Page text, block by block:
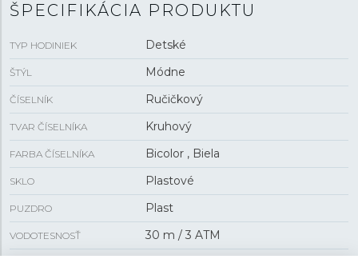
ŠPECIFIKÁCIA PRODUKTU
TYP HODINIEK Detské
ŠTÝL Módne
ČÍSELNÍK Ručičkový
TVAR ČÍSELNÍKA Kruhový
FARBA ČÍSELNÍKA Bicolor , Biela
SKLO Plastové
PUZDRO Plast
VODOTESNOSŤ 30 m / 3 ATM